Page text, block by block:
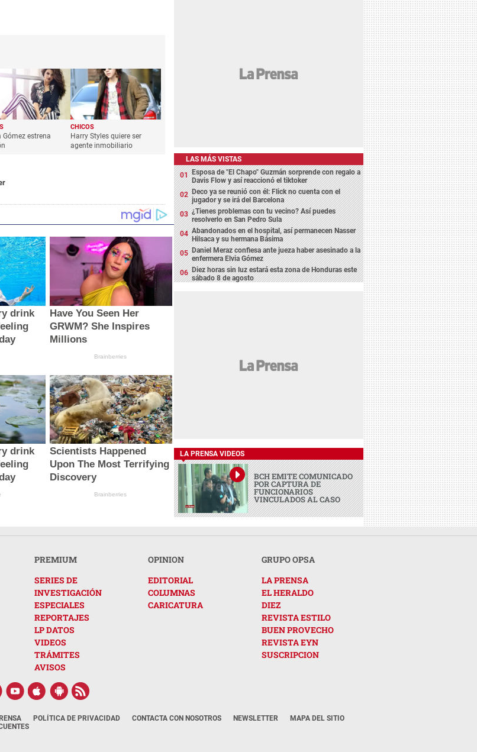
Gómez estrena
CHICOS
Harry Styles quiere ser
agente inmobiliario
drink
Have You Seen Her
GRWM? She Inspires
Millions
Brainberries
drink
Scientists Happened
Upon The Most Terrifying
Discovery
Brainberries
LAS MÁS VISTAS
Esposa de "El Chapo" Guzmán sorprende con regalo a
Davis Flow y así reaccionó el tiktoker
Deco ya se reunió con él: Flick no cuenta con el
jugador y se irá del Barcelona
¿Tienes problemas con tu vecino? Así puedes
resolverlo en San Pedro Sula
Abandonados en el hospital, así permanecen Nasser
Hilsaca y su hermana Básima
Daniel Meraz confiesa ante jueza haber asesinado a la
enfermera Elvia Gómez
Diez horas sin luz estará esta zona de Honduras este
sábado 8 de agosto
LA PRENSA VIDEOS
BCH EMITE COMUNICADO
POR CAPTURA DE
FUNCIONARIOS
VINCULADOS AL CASO
PREMIUM
SERIES DE
INVESTIGACIÓN
ESPECIALES
REPORTAJES
LP DATOS
VIDEOS
TRÁMITES
AVISOS
OPINION
EDITORIAL
COLUMNAS
CARICATURA
GRUPO OPSA
LA PRENSA
EL HERALDO
DIEZ
REVISTA ESTILO
BUEN PROVECHO
REVISTA EYN
SUSCRIPCION
POLÍTICA DE PRIVACIDAD CONTACTA CON NOSOTROS NEWSLETTER
MAPA DEL SITIO